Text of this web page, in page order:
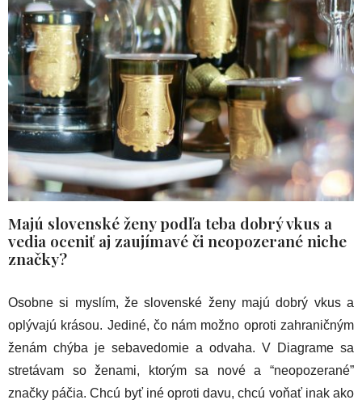
Majú slovenské ženy podľa teba dobrý vkus a
vedia oceniť aj zaujímavé či neopozerané niche
značky?
Osobne si myslím, že slovenské ženy majú dobrý vkus a
oplývajú krásou. Jediné, čo nám možno oproti zahraničným
ženám chýba je sebavedomie a odvaha. V Diagrame sa
stretávam so ženami, ktorým sa nové a “neopozerané”
značky páčia. Chcú byť iné oproti davu, chcú voňať inak ako